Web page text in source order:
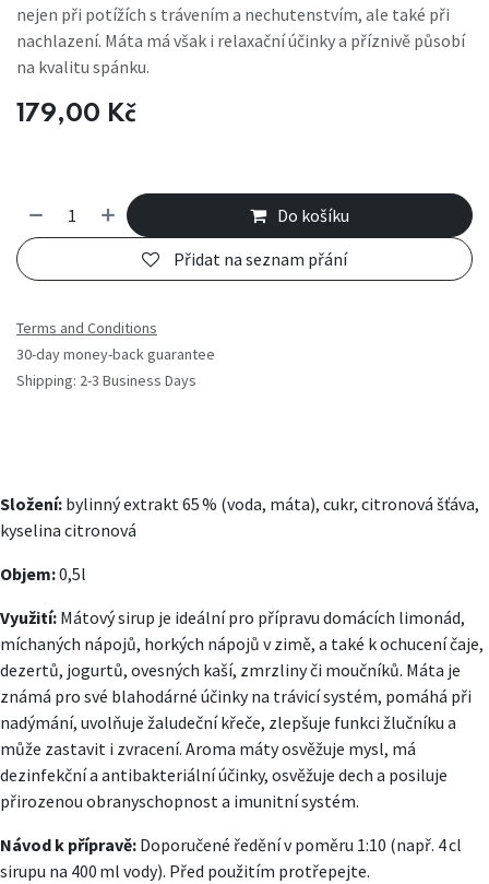
nejen při potížích s trávením a nechutenstvím, ale také při
nachlazení. Máta má však i relaxační účinky a příznivě působí
na kvalitu spánku.
179,00 Kč
Do košíku
Přidat na seznam přání
Terms and Conditions
30-day money-back guarantee
Shipping: 2-3 Business Days
Složení: bylinný extrakt 65 % (voda, máta), cukr, citronová šťáva,
kyselina citronová
Objem:0,5l
Využití: Mátový sirup je ideální pro přípravu domácích limonád,
míchaných nápojů, horkých nápojů v zimě, a také k ochucení čaje,
dezertů, jogurtů, ovesných kaší, zmrzliny či moučníků. Máta je
známá pro své blahodárné účinky na trávicí systém, pomáhá při
nadýmání, uvolňuje žaludeční křeče, zlepšuje funkci žlučníku a
může zastavit i zvracení. Aroma máty osvěžuje mysl, má
dezinfekční a antibakteriální účinky, osvěžuje dech a posiluje
přirozenou obranyschopnost a imunitní systém.
Návod k přípravě: Doporučené ředění v poměru 1:10 (např. 4 cl
sirupu na 400 ml vody). Před použitím protřepejte.